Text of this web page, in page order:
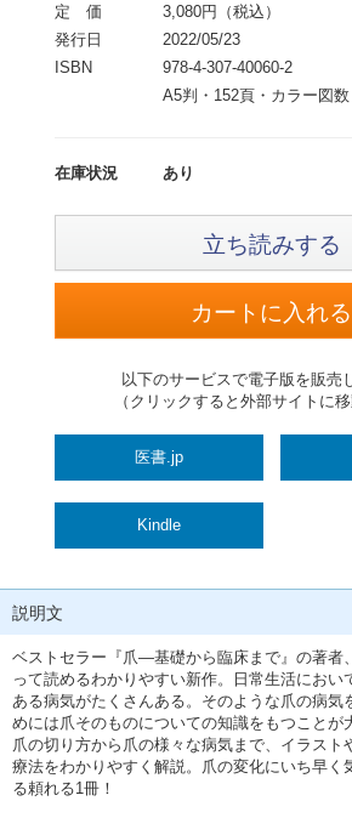
定 価
3,080円（税込）
発行日
2022/05/23
ISBN
978-4-307-40060-2
A5判・152頁・カラー図
在庫状況 あり
立ち読みする
以下のサービスで電子版を販売
（クリックすると外部サイトに移
医書.jp
Kindle
説明文
ベストセラー『爪―基礎から臨床まで』の著者
って読めるわかりやすい新作。日常生活におい
ある病気がたくさんある。そのような爪の病気
めには爪そのものについての知識をもつことが
爪の切り方から爪の様々な病気まで、イラスト
療法をわかりやすく解説。爪の変化にいち早く
る頼れる1冊！